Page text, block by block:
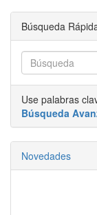
Búsqueda
Use palabras
Búsqueda
Novedades